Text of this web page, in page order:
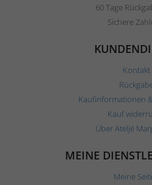
60 Tage
Sichere
Kontakt
Kaufinformationen
Kauf
Über Ateljé
MEINE
Meine